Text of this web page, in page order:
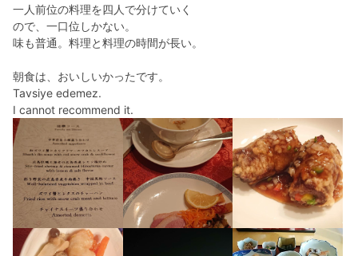
一人前位の料理を四人で分けていく
ので、一口位しかない。
味も普通。料理と料理の時間が長い。
朝食は、おいしいかったです。
Tavsiye edemez.
I cannot recommend it.